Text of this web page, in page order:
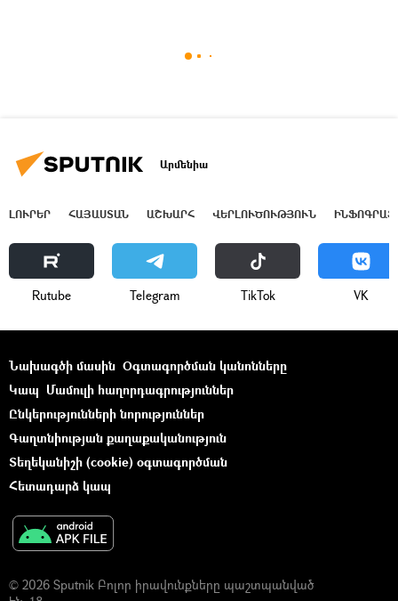
Արմենիա
ԼՈՒՐԵՐ ՀԱՅԱՍՏԱՆ ԱՇԽԱՐՀ ՎԵՐԼՈՒԾՈՒԹՅՈՒՆ
Rutube Telegram ТikТоk VK
Նախագծի մասին Օգտագործման կանոնները
Կապ Մամուլի հաղորդագրություններ
Ընկերությունների նորություններ
Գաղտնիության քաղաքականություն
Տեղեկանիշի (cookie) օգտագործման
Հետադարձ կապ
© 2026 Sputnik Բոլոր իրավունքները պաշտպանված